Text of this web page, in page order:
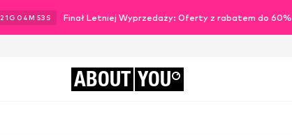
21 G 04M 51 S Finał Letniej Wyprzedaży: Oferty z rabatem do 60%
ABOUT YOU